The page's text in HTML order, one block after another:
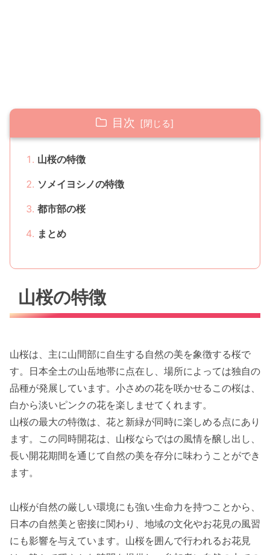
目次
山桜の特徴
ソメイヨシノの特徴
都市部の桜
まとめ
山桜の特徴
山桜は、主に山間部に自生する自然の美を象徴する桜で
す。日本全土の山岳地帯に点在し、場所によっては独自の
品種が発展しています。小さめの花を咲かせるこの桜は、
白から淡いピンクの花を楽しませてくれます。
山桜の最大の特徴は、花と新緑が同時に楽しめる点にあり
ます。この同時開花は、山桜ならではの風情を醸し出し、
長い開花期間を通じて自然の美を存分に味わうことができ
ます。
山桜が自然の厳しい環境にも強い生命力を持つことから、
日本の自然美と密接に関わり、地域の文化やお花見の風習
にも影響を与えています。山桜を囲んで行われるお花見